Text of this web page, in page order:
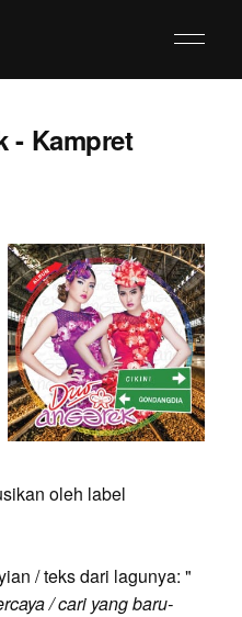
- Kampret
oleh label
/ teks dari lagunya: "
/ cari yang baru-